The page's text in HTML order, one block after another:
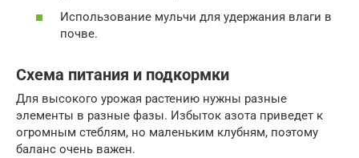
Использование мульчи для удержания влаги в
почве.
Схема питания и подкормки
Для высокого урожая растению нужны разные
элементы в разные фазы. Избыток азота приведет к
огромным стеблям, но маленьким клубням, поэтому
баланс очень важен.